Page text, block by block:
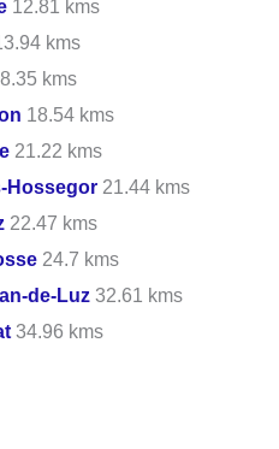
12.81 kms
kms
kms
18.54 kms
21.22 kms
Hossegor 21.44 kms
22.47 kms
24.7 kms
de-Luz 32.61 kms
34.96 kms